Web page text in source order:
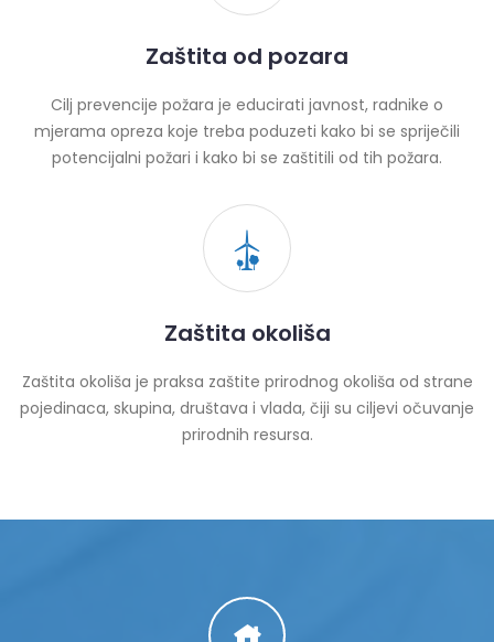
Zaštita od pozara
Cilj prevencije požara je educirati javnost, radnike o
mjerama opreza koje treba poduzeti kako bi se spriječili
potencijalni požari i kako bi se zaštitili od tih požara.
Zaštita okoliša
Zaštita okoliša je praksa zaštite prirodnog okoliša od strane
pojedinaca, skupina, društava i vlada, čiji su ciljevi očuvanje
prirodnih resursa.